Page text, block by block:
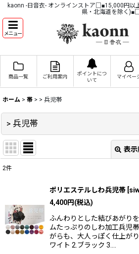
kaonn -日音衣- オンラインストア□■15,000円以
県・北海道を除く)■□
メニュー
商品一覧 ご利用案内
ポイントにつ
いて
マイペー
ホーム > 帯 > > 兵児帯
> 兵児帯
表示
並び順:
絞り込む
2件
ポリエステルしわ兵児帯
4,400円(税込)
ふんわりとした結びあがり
ムたっぷりのしわ加工兵児
がらも、大人っぽく仕上が
ワイト 2.ブラック 3.…